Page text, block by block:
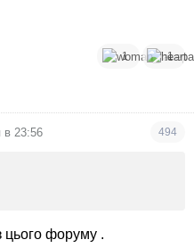
1 1
в 23:56 494
цього форуму .